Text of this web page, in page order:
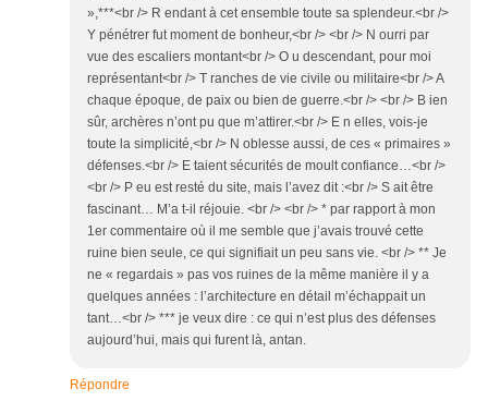
»,***<br /> R endant à cet ensemble toute sa splendeur.<br />
Y pénétrer fut moment de bonheur,<br /> <br /> N ourri par
vue des escaliers montant<br /> O u descendant, pour moi
représentant<br /> T ranches de vie civile ou militaire<br /> A
chaque époque, de paix ou bien de guerre.<br /> <br /> B ien
sûr, archères n’ont pu que m’attirer.<br /> E n elles, vois-je
toute la simplicité,<br /> N oblesse aussi, de ces « primaires »
défenses.<br /> E taient sécurités de moult confiance…<br />
<br /> P eu est resté du site, mais l’avez dit :<br /> S ait être
fascinant… M’a t-il réjouie. <br /> <br /> * par rapport à mon
1er commentaire où il me semble que j’avais trouvé cette
ruine bien seule, ce qui signifiait un peu sans vie. <br /> ** Je
ne « regardais » pas vos ruines de la même manière il y a
quelques années : l’architecture en détail m’échappait un
tant…<br /> *** je veux dire : ce qui n’est plus des défenses
aujourd’hui, mais qui furent là, antan.
Répondre